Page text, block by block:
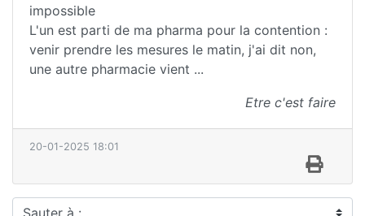
impossible
L'un est parti de ma pharma pour la contention :
venir prendre les mesures le matin, j'ai dit non,
une autre pharmacie vient ...
Etre c'est faire
20-01-2025 18:01
Sauter à :